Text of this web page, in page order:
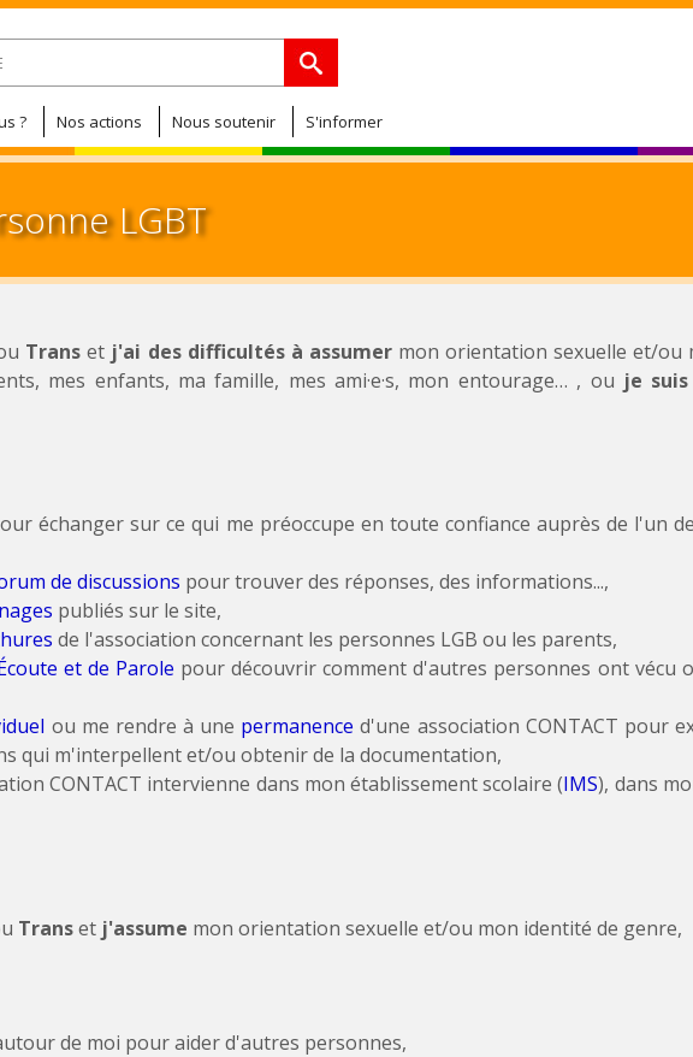
Jump to navigation
recherche
? Nos actions Nous soutenir S'informer
LGBT
Trans et j'ai des difficultés à assumermon orientation sexuelle et/ou
mes enfants, ma famille, mes ami·e·s, mon entourage… , ou je
échanger sur ce qui me préoccupe en toute confiance auprès de l'un
de discussions pour trouver des réponses, des informations...,
publiés sur le site,
de l'association concernant les personnes LGB ou les parents,
et de Parole pour découvrir comment d'autres personnes ont vécu
ou me rendre à une permanence d'une association CONTACT pour
qui m'interpellent et/ou obtenir de la documentation,
CONTACT intervienne dans mon établissement scolaire (IMS), dans
Transet j'assume mon orientation sexuelle et/ou mon identité de genre,
de moi pour aider d'autres personnes,